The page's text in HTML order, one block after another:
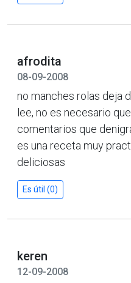
afrodita
08-09-2008
no manches rolas deja
lee, no es necesario
comentarios que
es una receta muy
deliciosas
Es útil (0)
keren
12-09-2008